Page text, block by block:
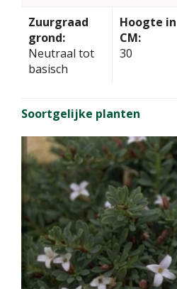
Zuurgraad
grond:
Neutraal tot
basisch
Hoogte in
CM:
30
Soortgelijke planten